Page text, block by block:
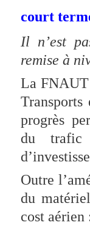
court
Il n’est
remise à
La FNAUT
progrès
du trafic
Outre
du
cost aérien